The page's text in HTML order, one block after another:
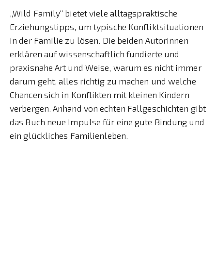
„Wild Family“ bietet viele alltagspraktische
Erziehungstipps, um typische Konfliktsituationen
in der Familie zu lösen. Die beiden Autorinnen
erklären auf wissenschaftlich fundierte und
praxisnahe Art und Weise, warum es nicht immer
darum geht, alles richtig zu machen und welche
Chancen sich in Konflikten mit kleinen Kindern
verbergen. Anhand von echten Fallgeschichten gibt
das Buch neue Impulse für eine gute Bindung und
ein glückliches Familienleben.